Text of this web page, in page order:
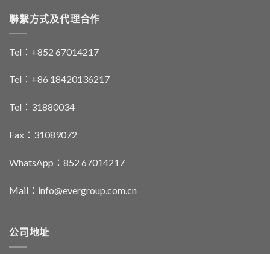
聯繫方式及代理合作
Tel：+852 67014217
Tel：+86 18420136217
Tel：31880034
Fax：31089072
WhatsApp：852 67014217
Mail：info@evergroup.com.cn
公司地址